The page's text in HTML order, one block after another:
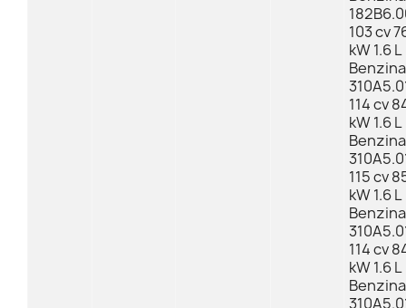
103 cv
kW 1.6 L
Benzina
114 cv
kW 1.6 L
Benzina
115 cv
kW 1.6 L
Benzina
114 cv
kW 1.6 L
Benzina